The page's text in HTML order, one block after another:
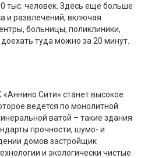
тыс. человек. Здесь еще больше
и развлечений, включая
больницы, поликлиники,
туда можно за 20 минут.
Сити» станет высокое
ведется по монолитной
ватой – такие здания
прочности, шумо- и
домов застройщик
и экологически чистые